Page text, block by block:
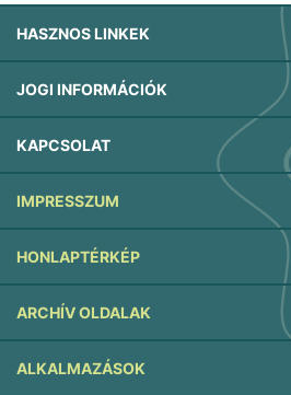
HASZNOS LINKEK
JOGI INFORMÁCIÓK
KAPCSOLAT
IMPRESSZUM
HONLAPTÉRKÉP
ARCHÍV OLDALAK
ALKALMAZÁSOK